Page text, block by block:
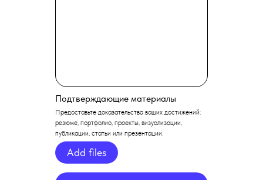
Подтверждающие материалы
Предоставьте доказательства ваших достижений:
резюме, портфолио, проекты, визуализации,
публикации, статьи или презентации.
Add files